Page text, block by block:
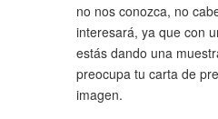
no nos conozca, no
interesará, ya que con
estás dando una
preocupa tu carta de
imagen.